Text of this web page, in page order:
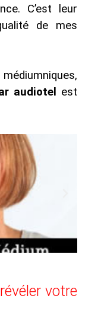
C’est leur
de mes
audiotel est
votre